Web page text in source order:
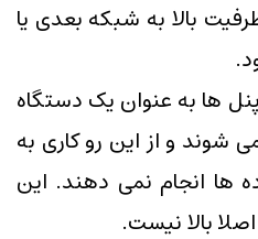
بالا به شبکه بعدی یا
ها به عنوان یک دستگاه
شوند و از این رو کاری به
ها انجام نمی دهند. این
بالا نیست.